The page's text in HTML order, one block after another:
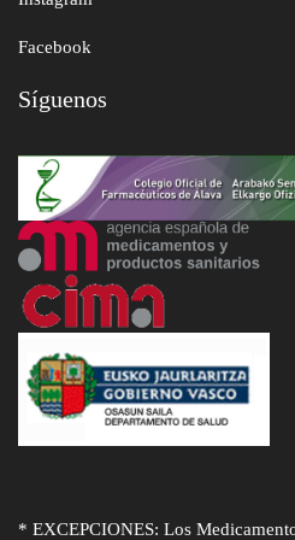
Facebook
Síguenos
* EXCEPCIONES: Los